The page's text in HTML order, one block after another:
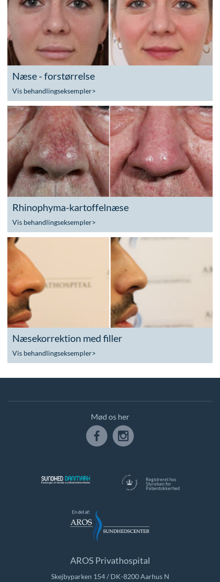
Næse - forstørrelse
Vis behandlingseksempler>
Rhinophyma-kartoffelnæse
Vis behandlingseksempler>
Næsekorrektion med filler
Vis behandlingseksempler>
Registreret hos
Styrelsen for
Patientsikkerhed
Mød os her
AROS Privathospital
Skejbyparken 154 / DK-8200 Aarhus N